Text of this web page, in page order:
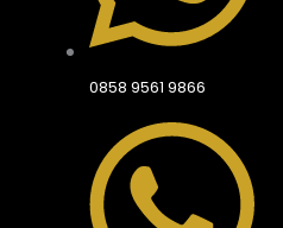
0858 9561 9866